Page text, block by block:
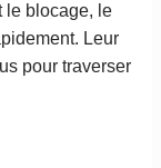
le blocage, le
Leur
pour traverser